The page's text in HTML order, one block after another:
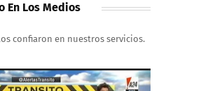
En Los Medios
confiaron en nuestros servicios.